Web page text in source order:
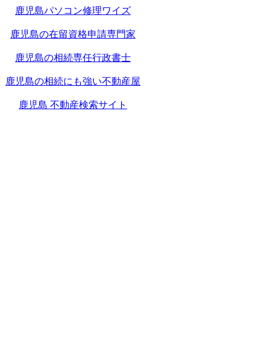
鹿児島パソコン修理ワイズ
鹿児島の在留資格申請専門家
鹿児島の相続専任行政書士
鹿児島の相続にも強い不動産屋
鹿児島 不動産検索サイト